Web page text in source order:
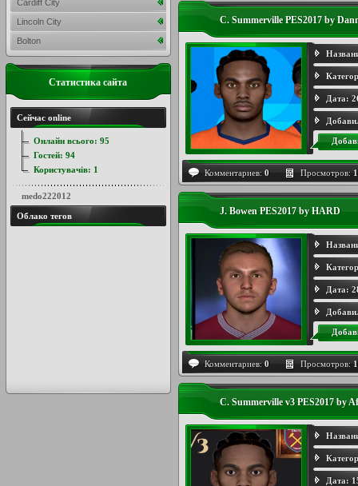
C. Summerville PES2017 by
Дата:
Комментариев: 0 Просмотров:
J. Bowen PES2017 by HARD
Дата:
Комментариев: 0 Просмотров:
C. Summerville v3 PES2017 by
Дата:
Cardiff City
Lincoln City
Bolton
Статистика сайта
Сейчас online
Онлайн всього: 95
Гостей: 94
Користувачів: 1
medo222012
Облако тегов